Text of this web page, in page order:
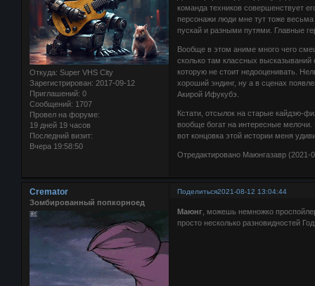
Откуда: Super VHS City
Зарегистрирован: 2017-09-12
Приглашений: 0
Сообщений: 1707
Провел на форуме:
19 дней 19 часов
Последний визит:
Вчера 19:58:50
команда техников совершенствует
персонажи люди мне тут тоже
пускай и разными путями. Главные
Вообще в этом аниме много чего
сколько там классных
которую не стоит недооценивать.
хороший эндинг, ну а в сценах
Акирой Ифукубэ.
Кстати, отсылок на старые кайдзю-
вообще богат на интересные
вот концовка этой истории меня
Отредактировано Маюнгазавр (2021-
Поделиться2021-08-12 13:04:44
Cremator
Зомбированный попкорноед
Маюнг , можешь немножко
просто несколько разновидностей